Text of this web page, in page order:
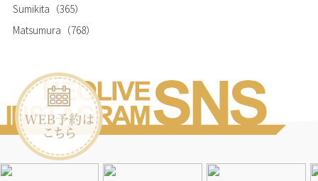
Sumikita （365）
Matsumura （768）